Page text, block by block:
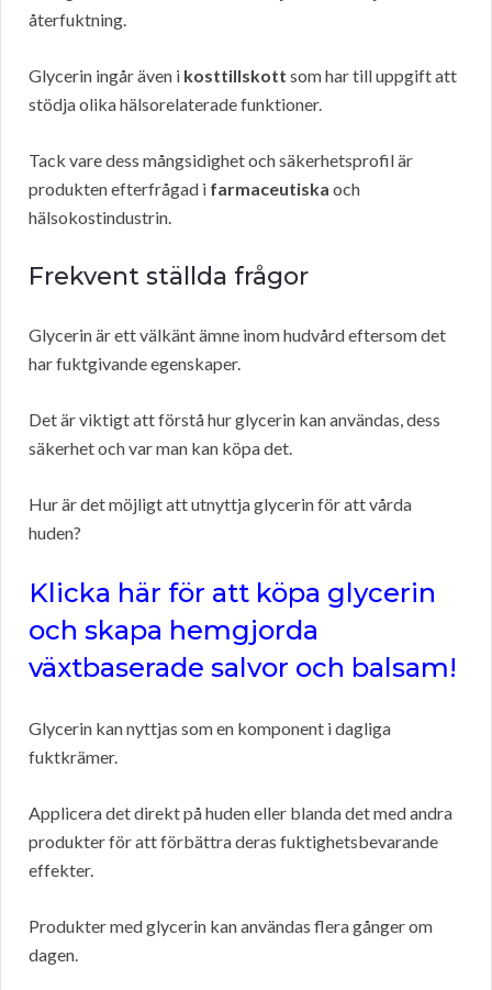
återfuktning.
Glycerin ingår även i kosttillskott som har till uppgift att
stödja olika hälsorelaterade funktioner.
Tack vare dess mångsidighet och säkerhetsprofil är
produkten efterfrågad i farmaceutiska och
hälsokostindustrin.
Frekvent ställda frågor
Glycerin är ett välkänt ämne inom hudvård eftersom det
har fuktgivande egenskaper.
Det är viktigt att förstå hur glycerin kan användas, dess
säkerhet och var man kan köpa det.
Hur är det möjligt att utnyttja glycerin för att vårda
huden?
Klicka här för att köpa glycerin
och skapa hemgjorda
växtbaserade salvor och balsam!
Glycerin kan nyttjas som en komponent i dagliga
fuktkrämer.
Applicera det direkt på huden eller blanda det med andra
produkter för att förbättra deras fuktighetsbevarande
effekter.
Produkter med glycerin kan användas flera gånger om
dagen.